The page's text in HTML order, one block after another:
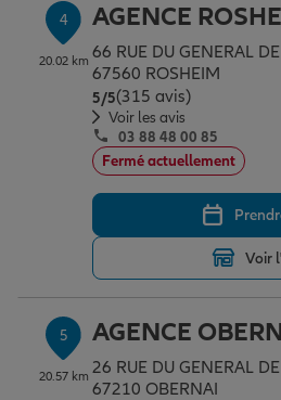
4
20.02 km
AGENCE
66 RUE DU GENERAL
67560 ROSHEIM
5/5Note de 5 sur 5
(315 avis)
Voir les avis
03 88 48 00 85
Fermé actuellement
Voir
5
20.57 km
AGENCE
26 RUE DU GENERAL
67210 OBERNAI